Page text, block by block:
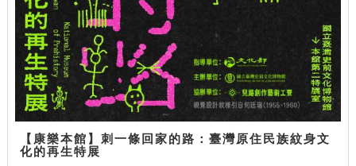
【康樂本館】刺一條回家的路：臺灣原住民族紋身文
化的再生特展